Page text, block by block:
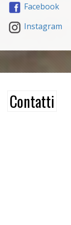
Facebook
Instagram
Contatti